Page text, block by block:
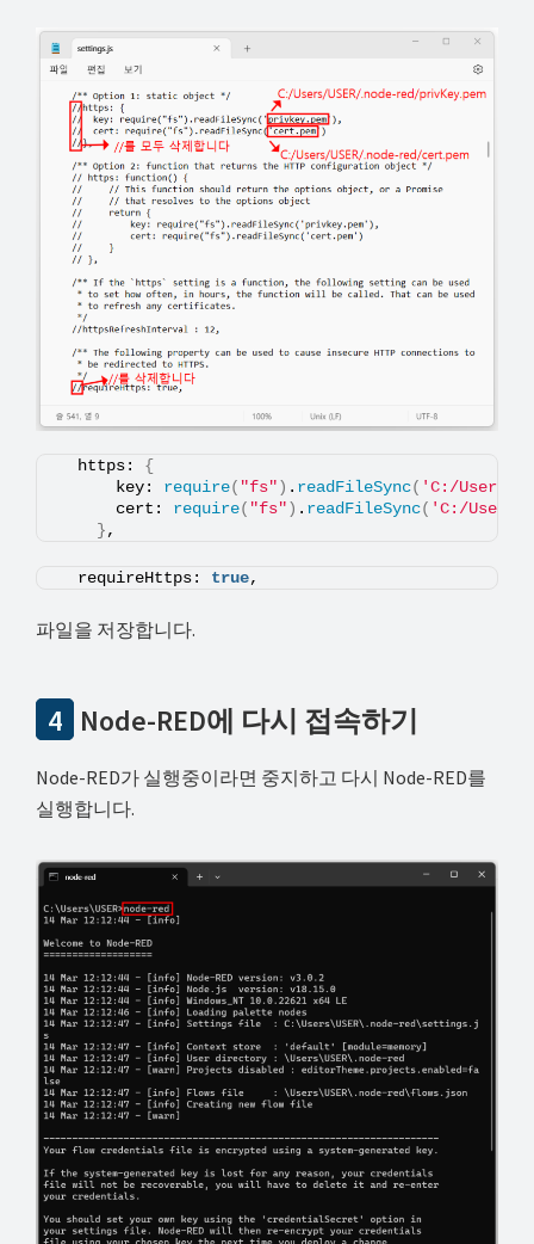
  https:
{
      key:
require( "fs") . readFileSync( 'C:/Users/
      cert:
require( "fs") . readFileSync( 'C:/Users/
},
  requireHttps:
true,
파일을 저장합니다.
4 Node-RED에 다시 접속하기
Node-RED가 실행중이라면 중지하고 다시 Node-RED를
실행합니다.